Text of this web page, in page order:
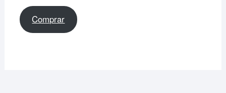
Comprar